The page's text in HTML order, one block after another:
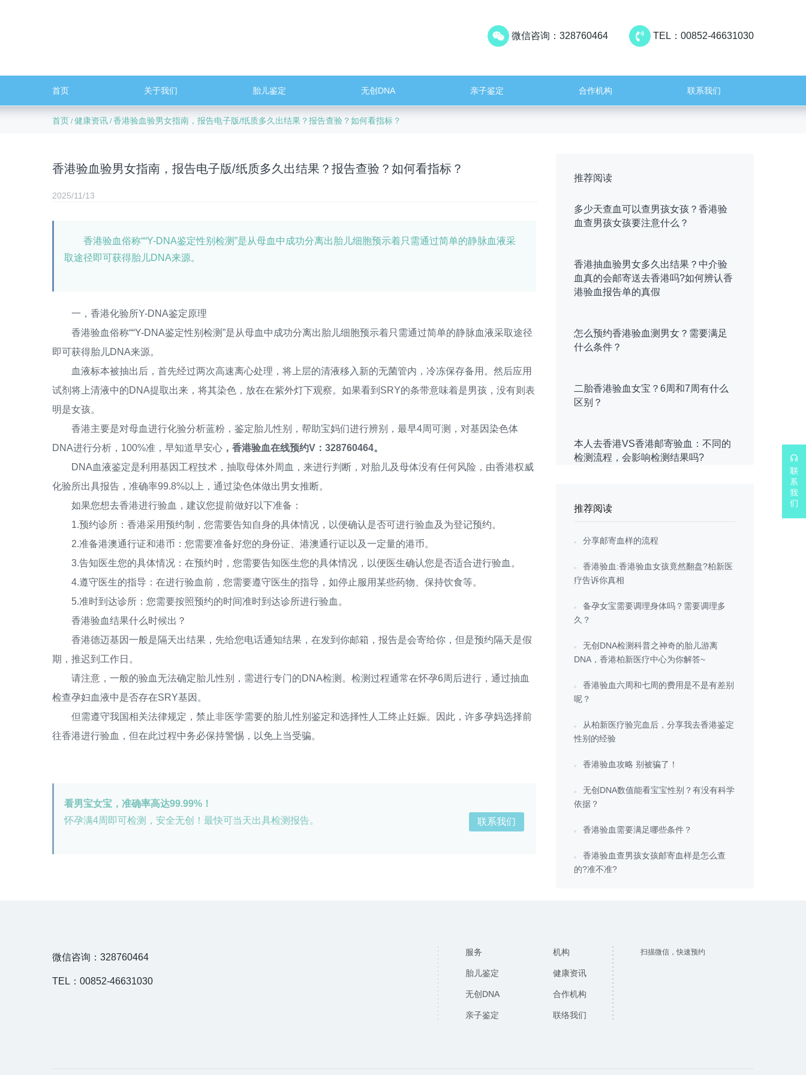
TEL：00852-46631030
微信咨询：328760464
首页 关于我们 胎儿鉴定 无创DNA 亲子鉴定 合作机构 联系我们
首页 /健康资讯 /香港验血验男女指南，报告电子版/纸质多久出结果？报告查验？如何看指标？
香港验血验男女指南，报告电子版/纸质多久出结果？报告查验？如何看指标？
2025/11/13
香港验血俗称““Y-DNA鉴定性别检测”是从母血中成功分离出胎儿细胞预示着只需通过简单的静脉血液采
取途径即可获得胎儿DNA来源。
一，香港化验所Y-DNA鉴定原理
香港验血俗称““Y-DNA鉴定性别检测”是从母血中成功分离出胎儿细胞预示着只需通过简单的静脉血液采取途径
即可获得胎儿DNA来源。
血液标本被抽出后，首先经过两次高速离心处理，将上层的清液移入新的无菌管内，冷冻保存备用。然后应用
试剂将上清液中的DNA提取出来，将其染色，放在在紫外灯下观察。如果看到SRY的条带意味着是男孩，没有则表
明是女孩。
香港主要是对母血进行化验分析蓝粉，鉴定胎儿性别，帮助宝妈们进行辨别，最早4周可测，对基因染色体
DNA进行分析，100%准，早知道早安心 ，香港验血在线预约V：328760464。
DNA血液鉴定是利用基因工程技术，抽取母体外周血，来进行判断，对胎儿及母体没有任何风险，由香港权威
化验所出具报告，准确率99.8%以上，通过染色体做出男女推断。
如果您想去香港进行验血，建议您提前做好以下准备：
1.预约诊所：香港采用预约制，您需要告知自身的具体情况，以便确认是否可进行验血及为登记预约。
2.准备港澳通行证和港币：您需要准备好您的身份证、港澳通行证以及一定量的港币。
3.告知医生您的具体情况：在预约时，您需要告知医生您的具体情况，以便医生确认您是否适合进行验血。
4.遵守医生的指导：在进行验血前，您需要遵守医生的指导，如停止服用某些药物、保持饮食等。
5.准时到达诊所：您需要按照预约的时间准时到达诊所进行验血。
香港验血结果什么时候出？
香港德迈基因一般是隔天出结果，先给您电话通知结果，在发到你邮箱，报告是会寄给你，但是预约隔天是假
期，推迟到工作日。
请注意，一般的验血无法确定胎儿性别，需进行专门的DNA检测。检测过程通常在怀孕6周后进行，通过抽血
检查孕妇血液中是否存在SRY基因。
但需遵守我国相关法律规定，禁止非医学需要的胎儿性别鉴定和选择性人工终止妊娠。因此，许多孕妈选择前
往香港进行验血，但在此过程中务必保持警惕，以免上当受骗。
看男宝女宝，准确率高达99.99%！
怀孕满4周即可检测，安全无创！最快可当天出具检测报告。
联系我们
推荐阅读
多少天查血可以查男孩女孩？香港验
血查男孩女孩要注意什么？
香港抽血验男女多久出结果？中介验
血真的会邮寄送去香港吗?如何辨认香
港验血报告单的真假
怎么预约香港验血测男女？需要满足
什么条件？
二胎香港验血女宝？6周和7周有什么
区别？
本人去香港VS香港邮寄验血：不同的
检测流程，会影响检测结果吗?
推荐阅读
分享邮寄血样的流程
香港验血:香港验血女孩竟然翻盘?柏新医
疗告诉你真相
备孕女宝需要调理身体吗？需要调理多
久？
无创DNA检测科普之神奇的胎儿游离
DNA，香港柏新医疗中心为你解答~
香港验血六周和七周的费用是不是有差别
呢？
从柏新医疗验完血后，分享我去香港鉴定
性别的经验
香港验血攻略 别被骗了！
无创DNA数值能看宝宝性别？有没有科学
依据？
香港验血需要满足哪些条件？
香港验血查男孩女孩邮寄血样是怎么查
的?准不准?
微信咨询：328760464
TEL：00852-46631030
服务
胎儿鉴定
无创DNA
亲子鉴定
机构
健康资讯
合作机构
联络我们
扫描微信，快速预约